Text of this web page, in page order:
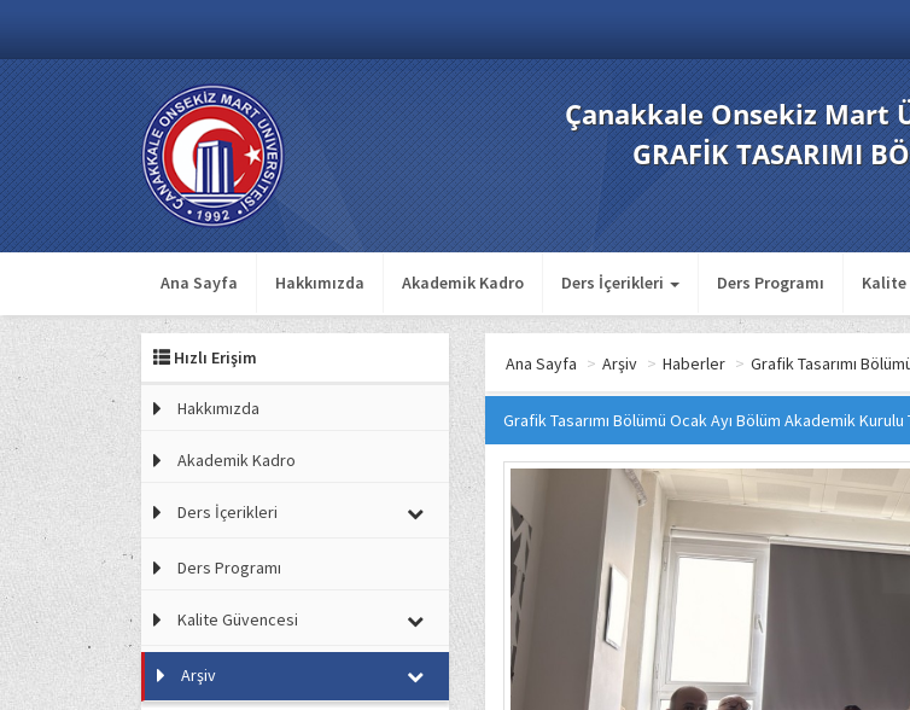
Çanakkale Onsekiz Mart
GRAFİK TASARIMI
Ana Sayfa Hakkımızda Akademik Kadro Ders İçerikleri Ders Programı Kalite
Hızlı Erişim
Hakkımızda
Akademik Kadro
Ders İçerikleri
Ders Programı
Kalite Güvencesi
Arşiv
Ana Sayfa > Arşiv > Haberler > Grafik Tasarımı
Grafik Tasarımı Bölümü Ocak Ayı Bölüm Akademik Kurulu